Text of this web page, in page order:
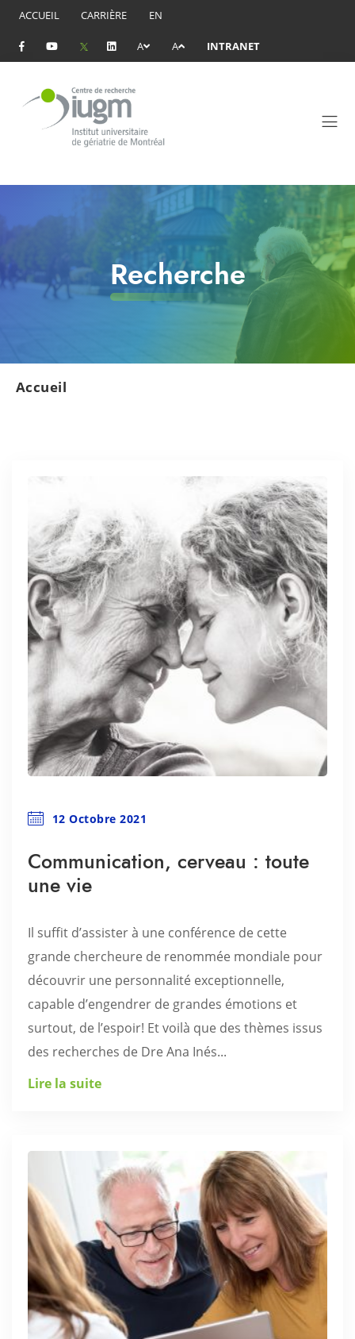
ACCUEIL CARRIÈRE EN
A A INTRANET
Recherche
Accueil
12 Octobre 2021
Communication, cerveau : toute
une vie
Il suffit d’assister à une conférence de cette
grande chercheure de renommée mondiale pour
découvrir une personnalité exceptionnelle,
capable d’engendrer de grandes émotions et
surtout, de l’espoir! Et voilà que des thèmes issus
des recherches de Dre Ana Inés...
Lire la suite